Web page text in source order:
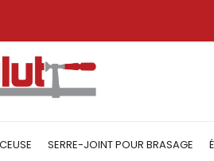
SERRE-JOINT POUR BRASAGE